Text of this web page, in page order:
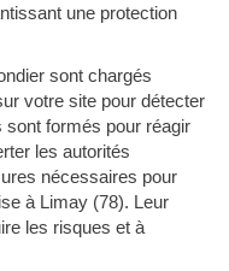
une protection
sont chargés
votre site pour détecter
sont formés pour réagir
les autorités
nécessaires pour
à Limay (78). Leur
les risques et à